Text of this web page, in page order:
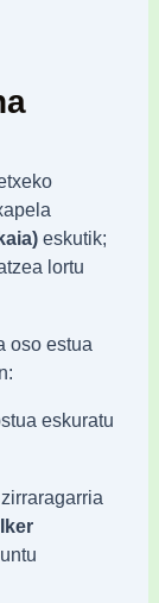
eskutik;
lortu
oso estua
eskuratu
Iker